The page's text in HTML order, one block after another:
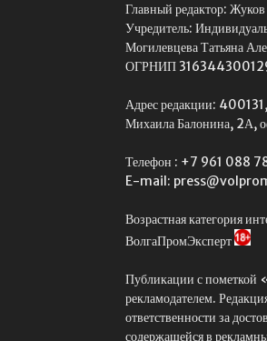
Главный редактор:
Учредитель:
Могилевцева Татьяна
ОГРНИП
Адрес редакции:
Михаила Балонина, 2А,
Телефон : +7 961 088
E-mail:
Возрастная категория
ВолгаПромЭксперт
Публикации с
рекламодателем.
ответственности за
содержащейся в